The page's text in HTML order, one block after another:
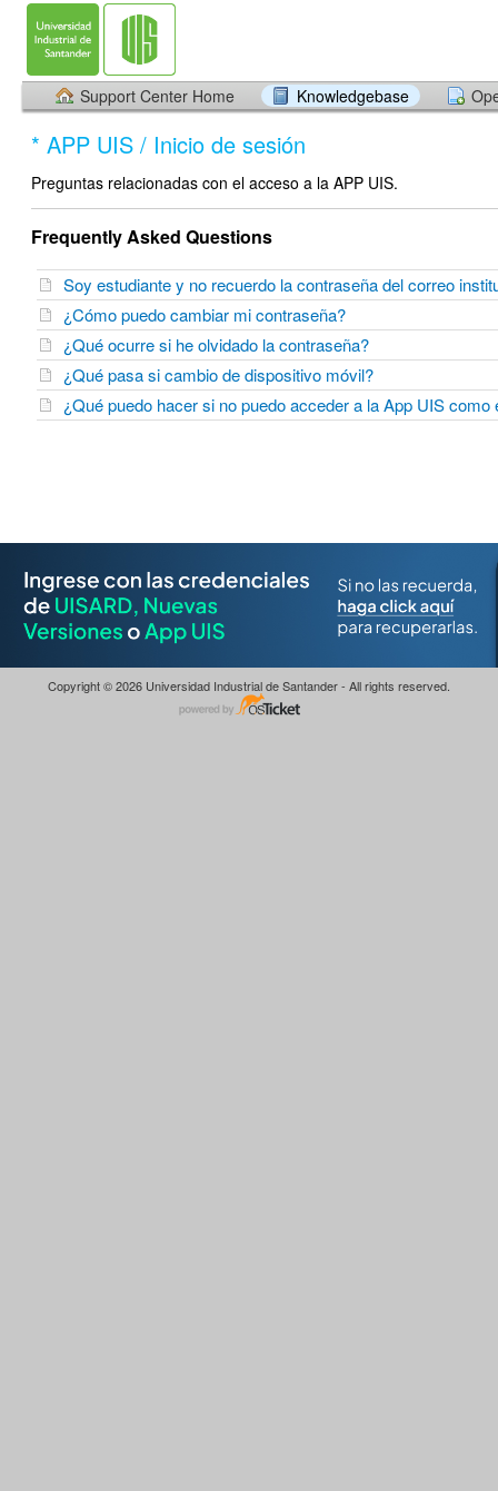
Support Center Home Knowledgebase
* APP UIS / Inicio de sesión
Preguntas relacionadas con el acceso a la APP UIS.
Frequently Asked Questions
Soy estudiante y no recuerdo la contraseña del correo
¿Cómo puedo cambiar mi contraseña?
¿Qué ocurre si he olvidado la contraseña?
¿Qué pasa si cambio de dispositivo móvil?
¿Qué puedo hacer si no puedo acceder a la App UIS
Copyright © 2026 Universidad Industrial de Santander - All rights reserved.